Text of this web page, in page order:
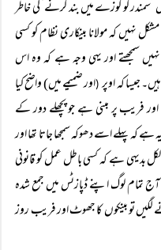
’سمندر کو کوزے میں بند کرنے‘ کی خاطر
نہیں کہ مولانا بینکاری نظام کو کسی
سمجھتے اور یہی وجہ ہے کہ وہ اس
جیسا کہ اوپر(اور ضمیمے میں) واضح کیا
فریب پر مبنی ہے جو پچھلے دور کے
پہلے اسے دھوکہ سمجھا جاتا تھا اور
بدیہی ہے کہ کسی باطل عمل کو قانونی
تمام لوگ اپنے ڈپازٹس میں جمع شدہ
لگیں تو بینکوں کا جھوٹ اور فریب روز